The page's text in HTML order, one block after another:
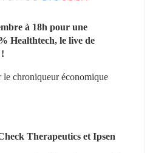
à 18h pour une
Healthtech, le live de
le chroniqueur économique
Therapeutics et Ipsen